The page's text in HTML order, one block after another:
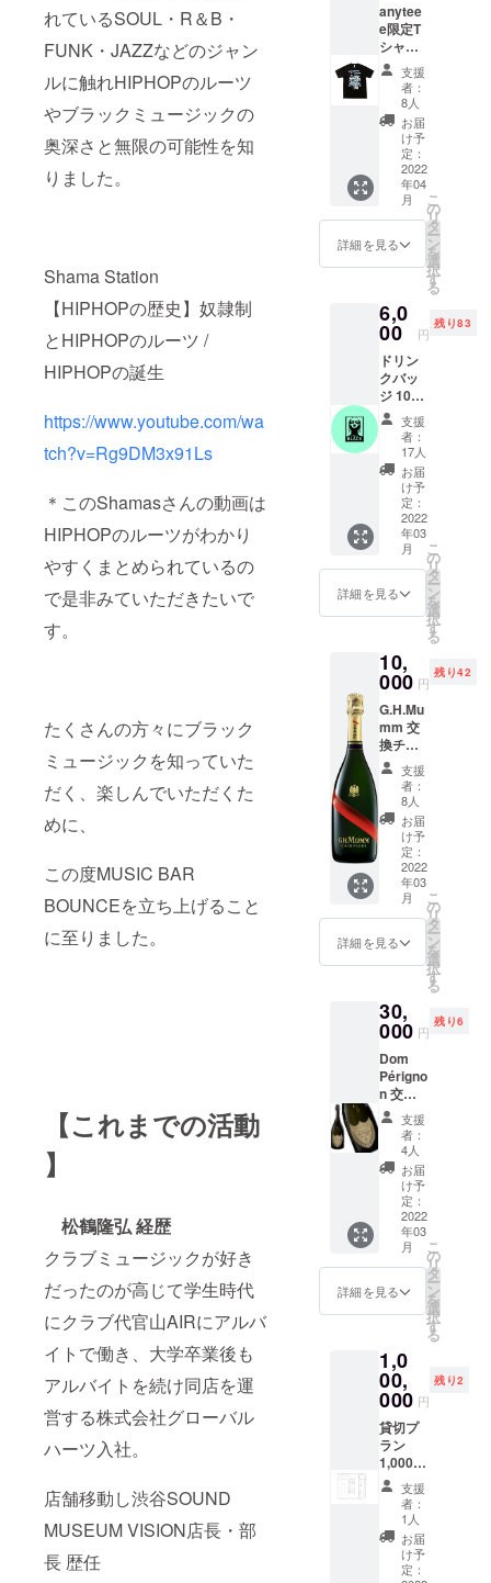
れているSOUL・R＆B・
FUNK・JAZZなどのジャン
ルに触れHIPHOPのルーツ
やブラックミュージックの
奥深さと無限の可能性を知
りました。
Shama Station
【HIPHOPの歴史】奴隷制
とHIPHOPのルーツ /
HIPHOPの誕生
https://www.youtube.com/wa
tch?v=Rg9DM3x91Ls
＊このShamasさんの動画は
HIPHOPのルーツがわかり
やすくまとめられているの
で是非みていただきたいで
す。
たくさんの方々にブラック
ミュージックを知っていた
だく、楽しんでいただくた
めに、
この度MUSIC BAR
BOUNCEを立ち上げること
に至りました。
【これまでの活動
】
松鶴隆弘 経歴
クラブミュージックが好き
だったのが高じて学生時代
にクラブ代官山AIRにアルバ
イトで働き、大学卒業後も
アルバイトを続け同店を運
営する株式会社グローバル
ハーツ入社。
店舗移動し渋谷SOUND
MUSEUM VISION店長・部
長 歴任
anytee
e限定T
シャツ
＋お礼
のメッ
セージ
（メー
ル）
5.800円
支援
者：
8人
お届
け予
定：
2022
年04
月
詳細を見る
こ
の
リ
タ
ー
ン
を
選
択
す
る
6,0
00 円
残り83
ドリン
クバッ
ジ 10個
(￥8,00
0相当)
＋お礼
のメッ
セージ
（メー
ル）
バッジ
１個で
￥800ま
でのド
リンク
とお引
能で
す。 (※
ドリン
クチ
ケット
の有効
期限は
2022年
2月1日
～2022
年8月1
日まで
半年間
とさせ
て頂き
ます。)
支援
者：
17人
お届
け予
定：
2022
年03
月
詳細を見る
こ
の
リ
タ
ー
ン
を
選
択
す
る
10,
000 円
残り42
G.H.Mu
mm 交
換チ
ケット
＋お礼
のメッ
セージ
（メー
ル）
支援
者：
8人
お届
け予
定：
2022
年03
月
詳細を見る
こ
の
リ
タ
ー
ン
を
選
択
す
る
30,
000 円
残り6
Dom
Périgno
n 交換
チケッ
ト＋お
礼の
メッ
セージ
（メー
ル）
30.000
支援
者：
4人
お届
け予
定：
2022
年03
月
詳細を見る
こ
の
リ
タ
ー
ン
を
選
択
す
る
1,0
00,
000 円
残り2
貸切プ
ラン
1,000,0
00円(全
ての飲
み物、
飲み放
題)
(50名ま
支援
者：
1人
お届
け予
定：